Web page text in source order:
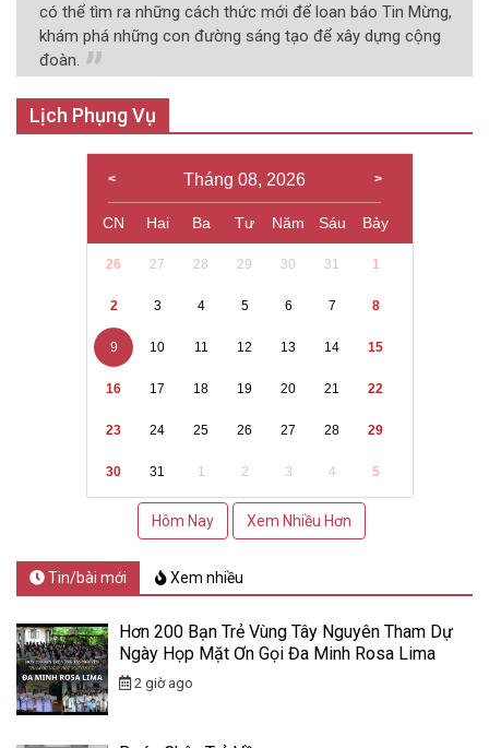
có thể tìm ra những cách thức mới để loan báo Tin Mừng,
khám phá những con đường sáng tạo để xây dựng cộng
đoàn.
Lịch Phụng Vụ
Tháng 08, 2026
CN Hai Ba Tư Năm Sáu Bảy
26 27 28 29 30 31 1
2 3 4 5 6 7 8
9 10 11 12 13 14 15
16 17 18 19 20 21 22
23 24 25 26 27 28 29
30 31 1 2 3 4 5
Hôm Nay Xem Nhiều Hơn
Tin/bài mới Xem nhiều
Hơn 200 Bạn Trẻ Vùng Tây Nguyên Tham Dự
Ngày Họp Mặt Ơn Gọi Đa Minh Rosa Lima
2 giờ ago